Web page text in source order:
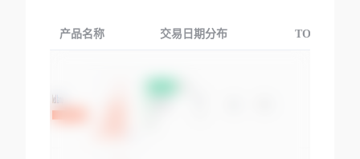
产品名称 交易日期分布 TOP3交易国